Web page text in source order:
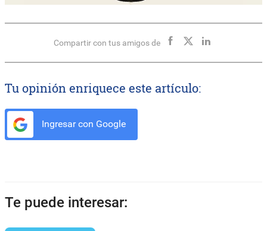
Compartir con tus amigos de
Tu opinión enriquece este artículo:
Ingresar con Google
Te puede interesar: